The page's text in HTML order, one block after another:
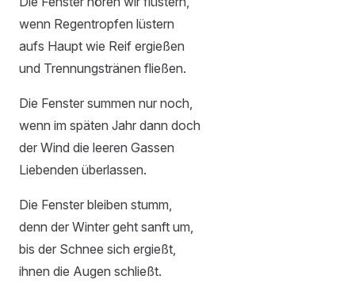
wenn Regentropfen lüstern
aufs Haupt wie Reif ergießen
und Trennungstränen fließen.
Die Fenster summen nur noch,
wenn im späten Jahr dann doch
der Wind die leeren Gassen
Liebenden überlassen.
Die Fenster bleiben stumm,
denn der Winter geht sanft um,
bis der Schnee sich ergießt,
ihnen die Augen schließt.